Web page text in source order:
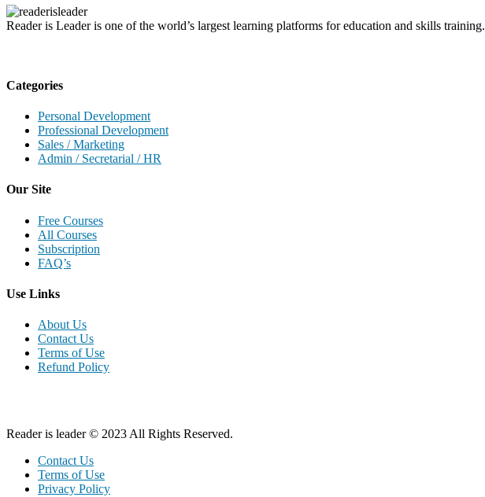
Reader is Leader is one of the world’s largest learning platforms for education and skills training.
Categories
Personal Development
Professional Development
Sales / Marketing
Admin / Secretarial / HR
Our Site
Free Courses
All Courses
Subscription
FAQ’s
Use Links
About Us
Contact Us
Terms of Use
Refund Policy
Reader is leader © 2023 All Rights Reserved.
Contact Us
Terms of Use
Privacy Policy